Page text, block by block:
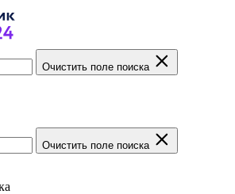
Очистить поле поиска
Очистить поле поиска